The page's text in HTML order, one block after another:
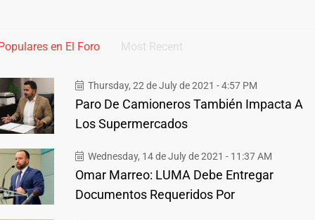
en El Foro Most Recent
Thursday, 22 de July de 2021 - 4:57 PM
Paro De Camioneros También Impacta A
Los Supermercados
Wednesday, 14 de July de 2021 - 11:37 AM
Omar Marreo: LUMA Debe Entregar
Documentos Requeridos Por